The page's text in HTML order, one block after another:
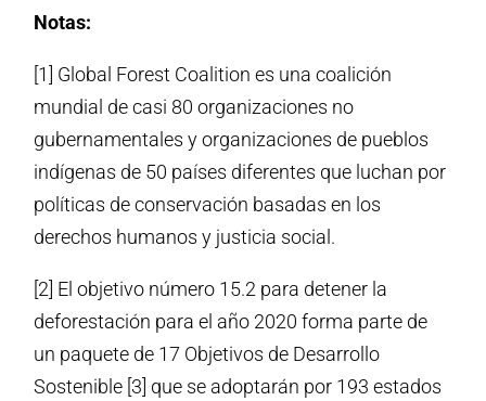
Notas:
[1] Global Forest Coalition es una coalición
mundial de casi 80 organizaciones no
gubernamentales y organizaciones de pueblos
indígenas de 50 países diferentes que luchan por
políticas de conservación basadas en los
derechos humanos y justicia social.
[2] El objetivo número 15.2 para detener la
deforestación para el año 2020 forma parte de
un paquete de 17 Objetivos de Desarrollo
Sostenible [3] que se adoptarán por 193 estados